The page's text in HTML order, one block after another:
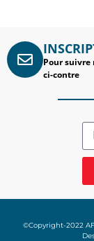
Pour
ci-contre
©Copyright-2022